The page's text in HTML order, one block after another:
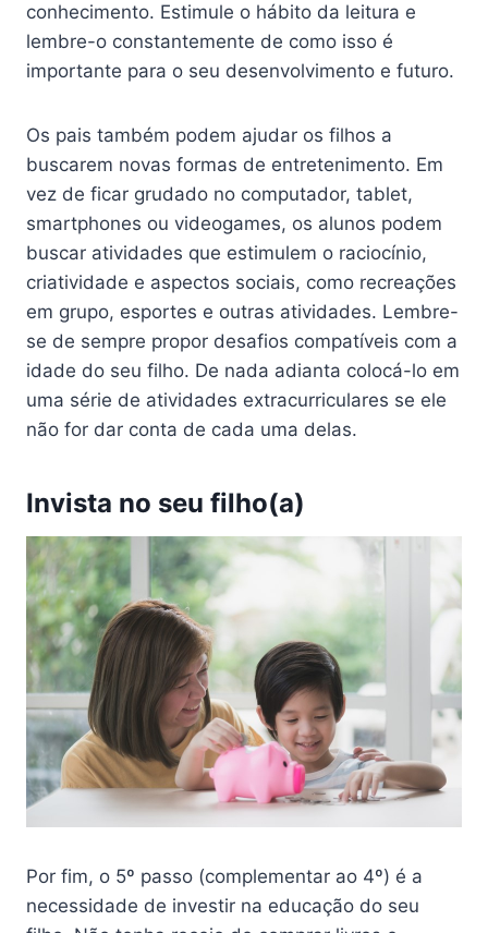
conhecimento. Estimule o hábito da leitura e
lembre-o constantemente de como isso é
importante para o seu desenvolvimento e futuro.
Os pais também podem ajudar os filhos a
buscarem novas formas de entretenimento. Em
vez de ficar grudado no computador, tablet,
smartphones ou videogames, os alunos podem
buscar atividades que estimulem o raciocínio,
criatividade e aspectos sociais, como recreações
em grupo, esportes e outras atividades. Lembre-
se de sempre propor desafios compatíveis com a
idade do seu filho. De nada adianta colocá-lo em
uma série de atividades extracurriculares se ele
não for dar conta de cada uma delas.
Invista no seu filho(a)
Por fim, o 5º passo (complementar ao 4º) é a
necessidade de investir na educação do seu